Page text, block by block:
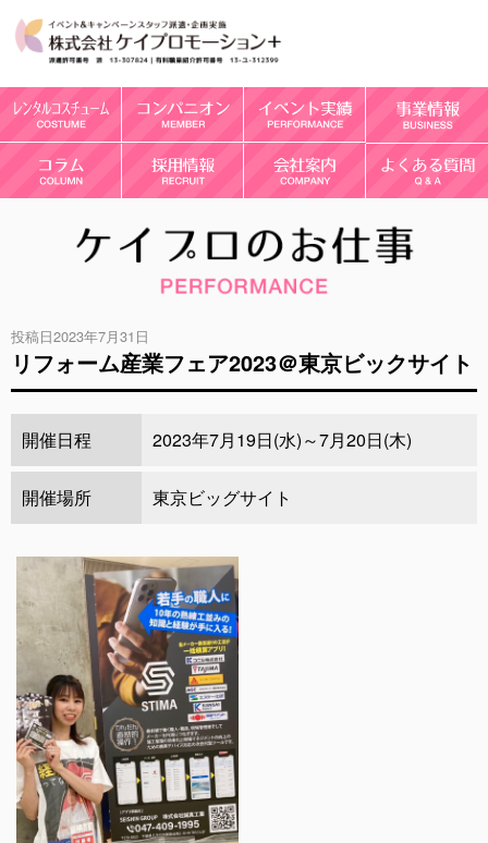
投稿日2023年7月31日
リフォーム産業フェア2023＠東京ビックサイト
開催日程 2023年7月19日(水)～7月20日(木)
開催場所 東京ビッグサイト